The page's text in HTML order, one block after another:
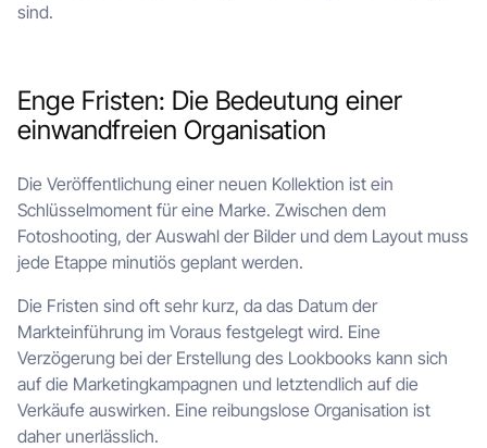
sind.
Enge Fristen: Die Bedeutung einer
einwandfreien Organisation
Die Veröffentlichung einer neuen Kollektion ist ein
Schlüsselmoment für eine Marke. Zwischen dem
Fotoshooting, der Auswahl der Bilder und dem Layout muss
jede Etappe minutiös geplant werden.
Die Fristen sind oft sehr kurz, da das Datum der
Markteinführung im Voraus festgelegt wird. Eine
Verzögerung bei der Erstellung des Lookbooks kann sich
auf die Marketingkampagnen und letztendlich auf die
Verkäufe auswirken. Eine reibungslose Organisation ist
daher unerlässlich.